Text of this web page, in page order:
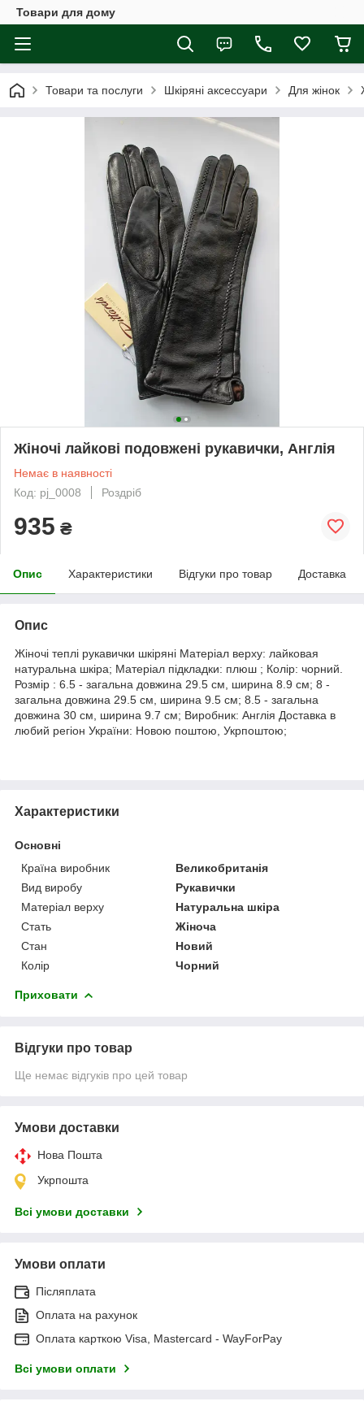
Товари для дому
Товари та послуги Шкіряні аксессуари Для жінок
Жіночі лайкові подовжені рукавички, Англія
Немає в наявності
Код: pj_0008
Роздріб
935 ₴
Опис Характеристики Відгуки про товар Доставка
Опис
Жіночі теплі рукавички шкіряні Матеріал верху: лайковая
натуральна шкіра; Матеріал підкладки: плюш ; Колір: чорний.
Розмір : 6.5 - загальна довжина 29.5 см, ширина 8.9 см; 8 -
загальна довжина 29.5 см, ширина 9.5 см; 8.5 - загальна
довжина 30 см, ширина 9.7 см; Виробник: Англія Доставка в
любий регіон України: Новою поштою, Укрпоштою;
Характеристики
Основні
Країна виробник
Великобританія
Вид виробу
Рукавички
Матеріал верху
Натуральна шкіра
Стать
Жіноча
Стан
Новий
Колір
Чорний
Приховати
Відгуки про товар
Ще немає відгуків про цей товар
Умови доставки
Нова Пошта
Укрпошта
Всі умови доставки
Умови оплати
Післяплата
Оплата на рахунок
Оплата карткою Visa, Mastercard - WayForPay
Всі умови оплати